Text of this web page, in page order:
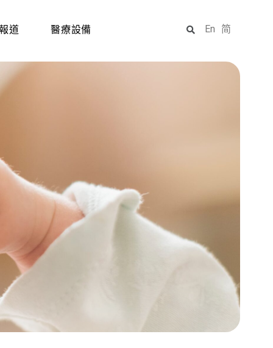
道 醫療設備 En 简